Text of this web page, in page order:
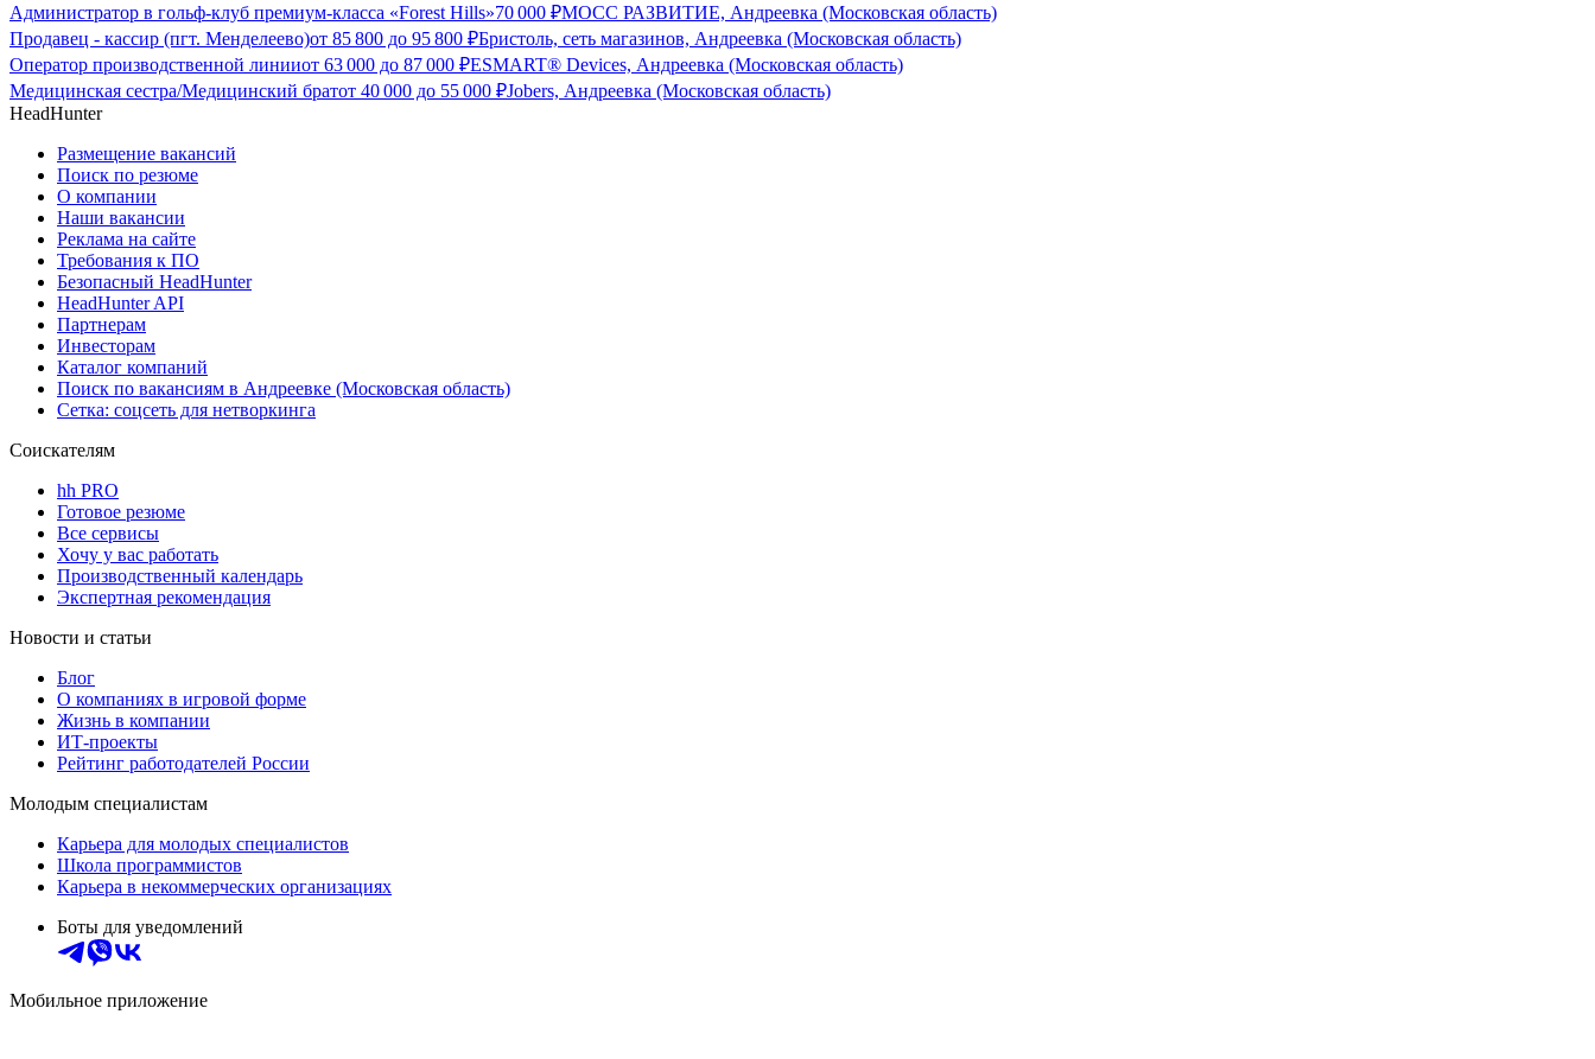
Администратор в гольф-клуб премиум-класса «Forest Hills»70 000 ₽МОСС РАЗВИТИЕ, Андреевка (Московская область)
Продавец - кассир (пгт. Менделеево)от 85 800 до 95 800 ₽Бристоль, сеть магазинов, Андреевка (Московская область)
Оператор производственной линииот 63 000 до 87 000 ₽ESMART® Devices, Андреевка (Московская область)
Медицинская сестра/Медицинский братот 40 000 до 55 000 ₽Jobers, Андреевка (Московская область)
HeadHunter
Размещение вакансий
Поиск по резюме
О компании
Наши вакансии
Реклама на сайте
Требования к ПО
Безопасный HeadHunter
HeadHunter API
Партнерам
Инвесторам
Каталог компаний
Поиск по вакансиям в Андреевке (Московская область)
Сетка: соцсеть для нетворкинга
Соискателям
hh PRO
Готовое резюме
Все сервисы
Хочу у вас работать
Производственный календарь
Экспертная рекомендация
Новости и статьи
Блог
О компаниях в игровой форме
Жизнь в компании
ИТ-проекты
Рейтинг работодателей России
Молодым специалистам
Карьера для молодых специалистов
Школа программистов
Карьера в некоммерческих организациях
Боты для уведомлений
Мобильное приложение